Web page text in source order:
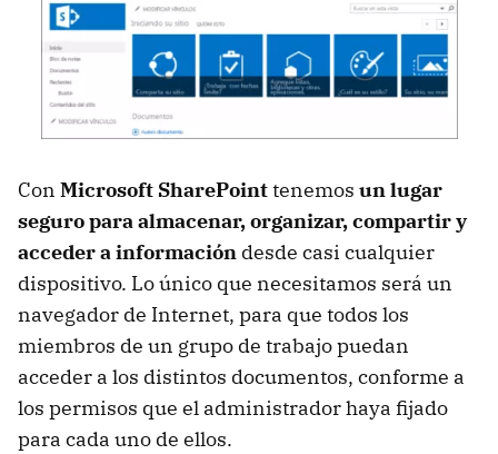
Con Microsoft SharePointtenemos un lugar
seguro para almacenar, organizar, compartir y
acceder a información desde casi cualquier
dispositivo. Lo único que necesitamos será un
navegador de Internet, para que todos los
miembros de un grupo de trabajo puedan
acceder a los distintos documentos, conforme a
los permisos que el administrador haya fijado
para cada uno de ellos.